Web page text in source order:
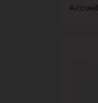
Accueil